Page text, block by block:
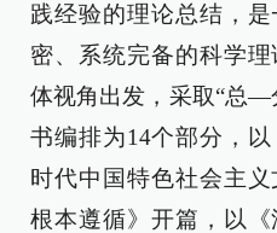
践经验的理论总结，
密、系统完备的科学
体视角出发，采取“总
书编排为14个部分，
时代中国特色社会主
根本遵循》开篇，以